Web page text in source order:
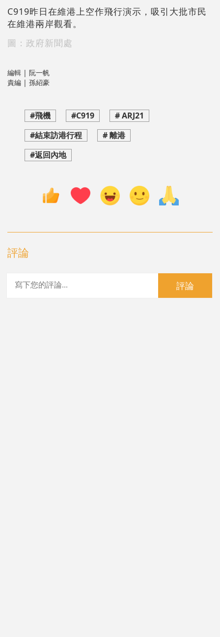
C919昨日在維港上空作飛行演示，吸引大批市民
在維港兩岸觀看。
圖：政府新聞處
編輯 | 阮一帆
責編 | 孫紹豪
#飛機 #C919
# ARJ21
#結束訪港行程
# 離港
#返回內地
評論
評論